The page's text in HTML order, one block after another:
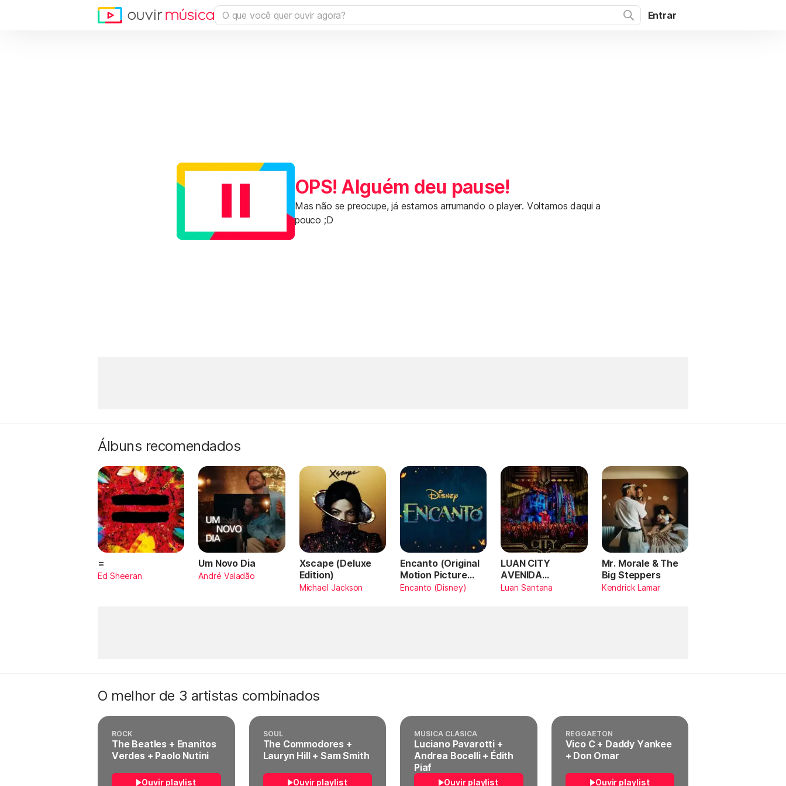
Entrar
OPS! Alguém deu pause!
Mas não se preocupe, já estamos arrumando o player. Voltamos daqui a
pouco ;D
Álbuns recomendados
=
Ed Sheeran
Um Novo Dia
André Valadão
Xscape (Deluxe
Edition)
Michael Jackson
Encanto (Original
Motion Picture
Soundtrack)
Encanto (Disney)
LUAN CITY
AVENIDA
AMARILDO
Luan Santana
Mr. Morale & The
Big Steppers
Kendrick Lamar
O melhor de 3 artistas combinados
ROCK
The Beatles + Enanitos
Verdes + Paolo Nutini
Ouvir playlist
SOUL
The Commodores +
Lauryn Hill + Sam Smith
Ouvir playlist
MÚSICA CLÁSICA
Luciano Pavarotti +
Andrea Bocelli + Édith
Piaf
Ouvir playlist
REGGAETON
Vico C + Daddy Yankee
+ Don Omar
Ouvir playlist